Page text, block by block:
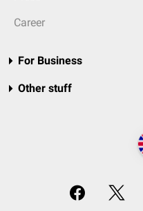
Career
For Business
Other stuff